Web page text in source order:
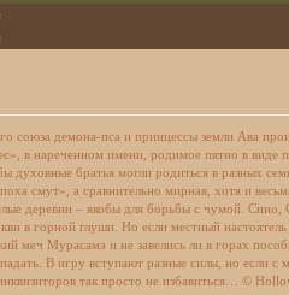
союза демона-пса и принцессы земли Ава
в нареченном имени, родимое пятно в виде
духовные братья могли родиться в разных
смут», а сравнительно мирная, хотя и
деревни – якобы для борьбы с чумой.
в горной глуши. Но если местный
меч Мурасамэ и не завелись ли в горах
В игру вступают разные силы, но если с
так просто не избавиться… ©